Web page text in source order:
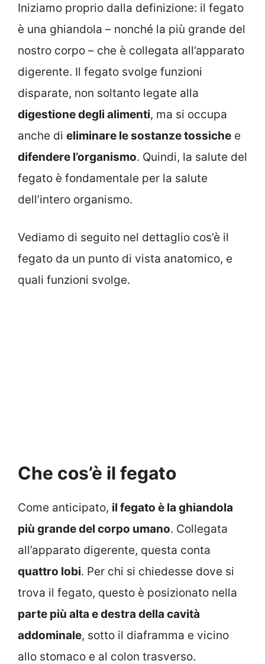
Iniziamo proprio dalla definizione: il fegato
è una ghiandola – nonché la più grande del
nostro corpo – che è collegata all’apparato
digerente. Il fegato svolge funzioni
disparate, non soltanto legate alla
digestione degli alimenti, ma si occupa
anche di eliminare le sostanze tossiche e
difendere l’organismo. Quindi, la salute del
fegato è fondamentale per la salute
dell’intero organismo.
Vediamo di seguito nel dettaglio cos’è il
fegato da un punto di vista anatomico, e
quali funzioni svolge.
Che cos’è il fegato
Come anticipato, il fegato è la ghiandola
più grande del corpo umano. Collegata
all’apparato digerente, questa conta
quattro lobi. Per chi si chiedesse dove si
trova il fegato, questo è posizionato nella
parte più alta e destra della cavità
addominale, sotto il diaframma e vicino
allo stomaco e al colon trasverso.